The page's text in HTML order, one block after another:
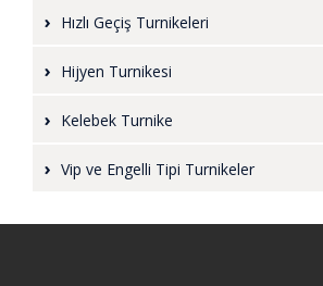
Hızlı Geçiş Turnikeleri
Hijyen Turnikesi
Kelebek Turnike
Vip ve Engelli Tipi Turnikeler